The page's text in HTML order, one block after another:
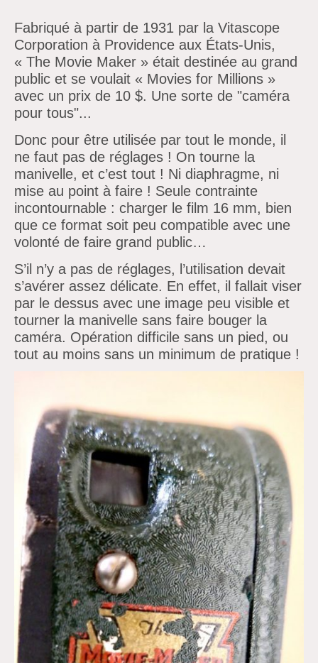
Fabriqué à partir de 1931 par la Vitascope
Corporation à Providence aux États-Unis,
« The Movie Maker » était destinée au grand
public et se voulait « Movies for Millions »
avec un prix de 10 $. Une sorte de "caméra
pour tous"...
Donc pour être utilisée par tout le monde, il
ne faut pas de réglages ! On tourne la
manivelle, et c’est tout ! Ni diaphragme, ni
mise au point à faire ! Seule contrainte
incontournable : charger le film 16 mm, bien
que ce format soit peu compatible avec une
volonté de faire grand public…
S’il n’y a pas de réglages, l’utilisation devait
s’avérer assez délicate. En effet, il fallait viser
par le dessus avec une image peu visible et
tourner la manivelle sans faire bouger la
caméra. Opération difficile sans un pied, ou
tout au moins sans un minimum de pratique !